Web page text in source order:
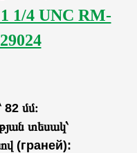
1 1/4 UNC RM-
մմ։
տեսակ՝
(граней):